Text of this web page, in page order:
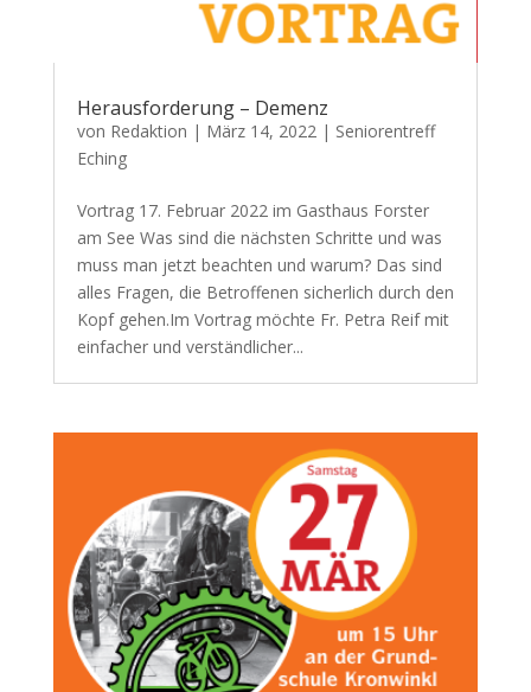
Herausforderung – Demenz
von Redaktion | März 14, 2022 | Seniorentreff
Eching
Vortrag 17. Februar 2022 im Gasthaus Forster
am See Was sind die nächsten Schritte und was
muss man jetzt beachten und warum? Das sind
alles Fragen, die Betroffenen sicherlich durch den
Kopf gehen.Im Vortrag möchte Fr. Petra Reif mit
einfacher und verständlicher...